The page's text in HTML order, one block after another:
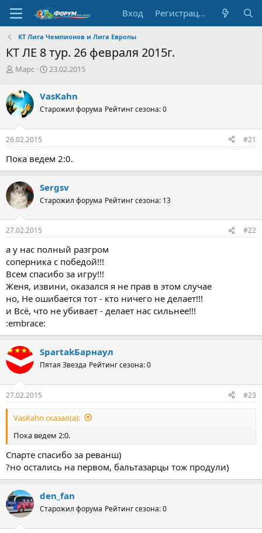
Вход Регистрация
КТ Лига Чемпионов и Лига Европы
КТ ЛЕ 8 тур. 26 февраля 2015г.
А
т
о
р
е
м
Марс
Д
а
н
ч
а
23.02.2015
VasKahn
Старожил форума Рейтинг сезона: 0
26.02.2015 #21
Пока ведем 2:0.
Sergsv
Старожил форума Рейтинг сезона: 13
27.02.2015 #22
а у нас полный разгром
соперника с победой!!!
Всем спасибо за игру!!!
Женя, извини, оказался я не прав в этом случае
но, Не ошибается тот - кто ничего не делает!!!
и Всё, что не убивает - делает нас сильнее!!!
:embrace:
SpartakБарнаул
Пятая Звезда Рейтинг сезона: 0
27.02.2015 #23
VasKahn сказал(а):
Пока ведем 2:0.
Спарте спасибо за реванш)
?но остались на первом, бальтазарцы тож продули)
den_fan
Старожил форума Рейтинг сезона: 0